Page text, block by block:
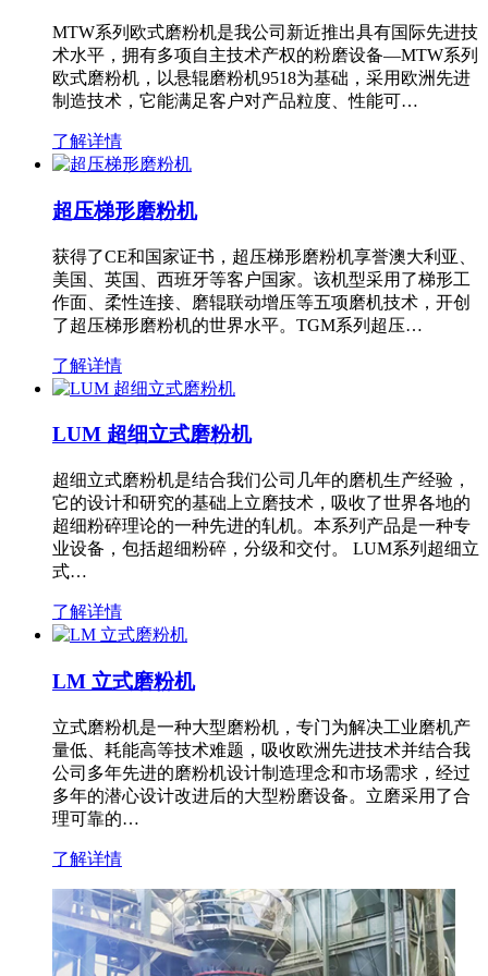
MTW系列欧式磨粉机是我公司新近推出具有国际先进技
术水平，拥有多项自主技术产权的粉磨设备—MTW系列
欧式磨粉机，以悬辊磨粉机9518为基础，采用欧洲先进
制造技术，它能满足客户对产品粒度、性能可…
了解详情
超压梯形磨粉机
获得了CE和国家证书，超压梯形磨粉机享誉澳大利亚、
美国、英国、西班牙等客户国家。该机型采用了梯形工
作面、柔性连接、磨辊联动增压等五项磨机技术，开创
了超压梯形磨粉机的世界水平。TGM系列超压…
了解详情
LUM 超细立式磨粉机
超细立式磨粉机是结合我们公司几年的磨机生产经验，
它的设计和研究的基础上立磨技术，吸收了世界各地的
超细粉碎理论的一种先进的轧机。本系列产品是一种专
业设备，包括超细粉碎，分级和交付。 LUM系列超细立
式…
了解详情
LM 立式磨粉机
立式磨粉机是一种大型磨粉机，专门为解决工业磨机产
量低、耗能高等技术难题，吸收欧洲先进技术并结合我
公司多年先进的磨粉机设计制造理念和市场需求，经过
多年的潜心设计改进后的大型粉磨设备。立磨采用了合
理可靠的…
了解详情